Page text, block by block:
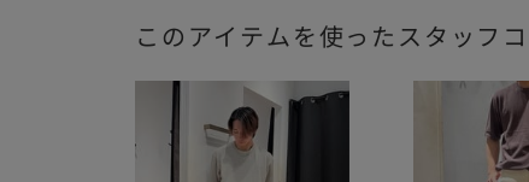
このアイテムを使ったスタッフ